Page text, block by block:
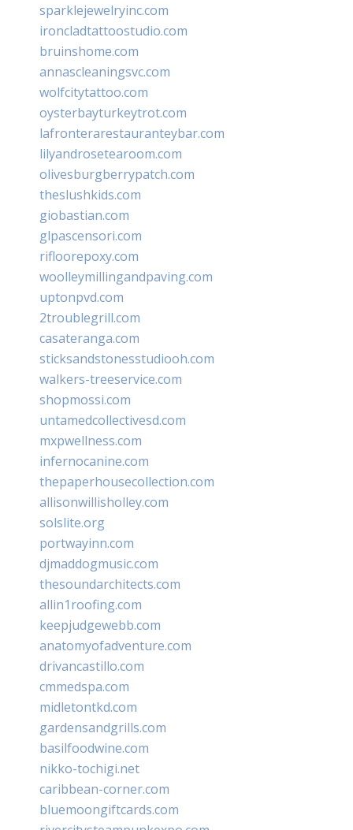
sparklejewelryinc.com
ironcladtattoostudio.com
bruinshome.com
annascleaningsvc.com
wolfcitytattoo.com
oysterbayturkeytrot.com
lafronterarestauranteybar.com
lilyandrosetearoom.com
olivesburgberrypatch.com
theslushkids.com
giobastian.com
glpascensori.com
rifloorepoxy.com
woolleymillingandpaving.com
uptonpvd.com
2troublegrill.com
casateranga.com
sticksandstonesstudiooh.com
walkers-treeservice.com
shopmossi.com
untamedcollectivesd.com
mxpwellness.com
infernocanine.com
thepaperhousecollection.com
allisonwillisholley.com
solslite.org
portwayinn.com
djmaddogmusic.com
thesoundarchitects.com
allin1roofing.com
keepjudgewebb.com
anatomyofadventure.com
drivancastillo.com
cmmedspa.com
midletontkd.com
gardensandgrills.com
basilfoodwine.com
nikko-tochigi.net
caribbean-corner.com
bluemoongiftcards.com